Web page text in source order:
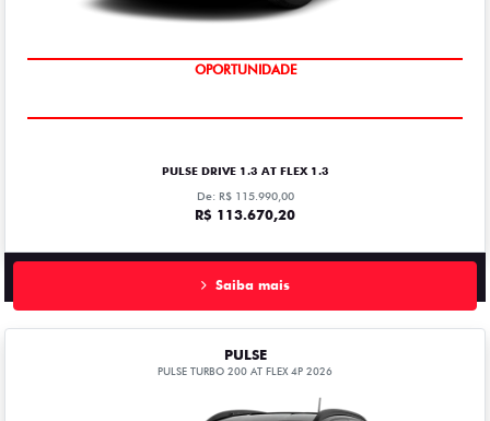
OPORTUNIDADE
PULSE DRIVE 1.3 AT FLEX 1.3
De: R$ 115.990,00
R$ 113.670,20
Saiba mais
PULSE
PULSE TURBO 200 AT FLEX 4P 2026